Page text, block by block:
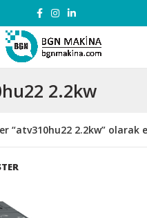
2.2kw
“atv310hu22 2.2kw” olarak